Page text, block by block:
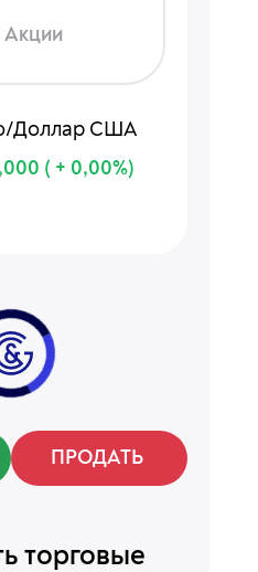
Акции
Доллар США
( + 0,00%)
ПРОДАТЬ
торговые